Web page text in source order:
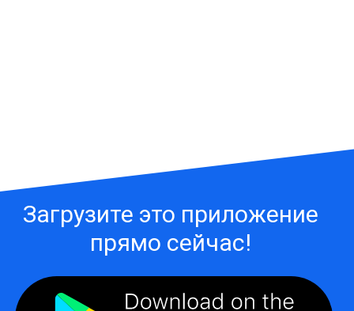
Загрузите это приложение
прямо сейчас!